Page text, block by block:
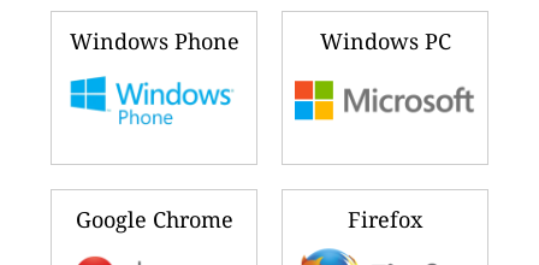
Windows Phone Windows PC
Google Chrome Firefox